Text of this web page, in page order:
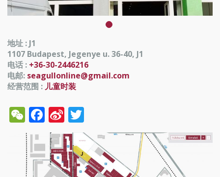
地址 : J1
1107 Budapest, Jegenye u. 36-40, J1
电话 : +36-30-2446216
电邮: seagullonline@gmail.com
经营范围 : 儿童时装
WeChat
Facebook
Sina
Weibo